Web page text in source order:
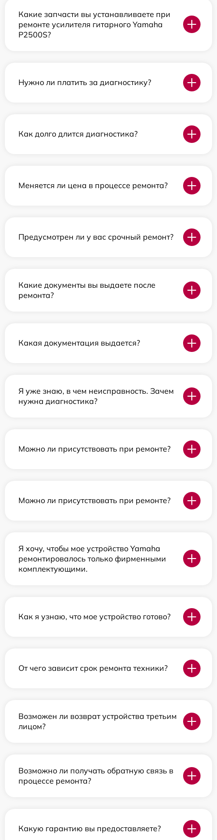
Какие запчасти вы устанавливаете при
ремонте усилителя гитарного Yamaha
P2500S?
Нужно ли платить за диагностику?
Как долго длится диагностика?
Меняется ли цена в процессе ремонта?
Предусмотрен ли у вас срочный ремонт?
Какие документы вы выдаете после
ремонта?
Какая документация выдается?
Я уже знаю, в чем неисправность. Зачем
нужна диагностика?
Можно ли присутствовать при ремонте?
Можно ли присутствовать при ремонте?
Я хочу, чтобы мое устройство Yamaha
ремонтировалось только фирменными
комплектующими.
Как я узнаю, что мое устройство готово?
От чего зависит срок ремонта техники?
Возможен ли возврат устройства третьим
лицом?
Возможно ли получать обратную связь в
процессе ремонта?
Какую гарантию вы предоставляете?